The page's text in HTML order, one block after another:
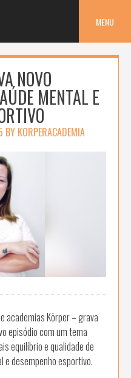
MENU
NOVO
MENTAL E
BY KORPERACADEMIA
academias Körper – grava
episódio com um tema
equilíbrio e qualidade de
e desempenho esportivo.